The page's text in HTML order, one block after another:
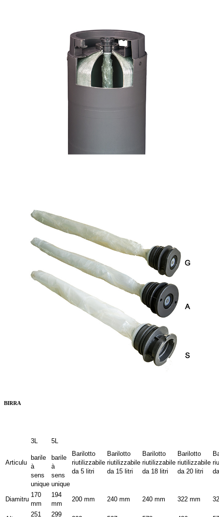
BIRRA
Articulu
3L
barile
à
sens
unique
5L
barile
à
sens
unique
Barilotto
riutilizzabile
da 5 litri
Barilotto
riutilizzabile
da 15 litri
Barilotto
riutilizzabile
da 18 litri
Barilotto
riutilizzabile
da 20 litri
Diamitru
170
mm
194
mm
200 mm 240 mm 240 mm 322 mm
251 299